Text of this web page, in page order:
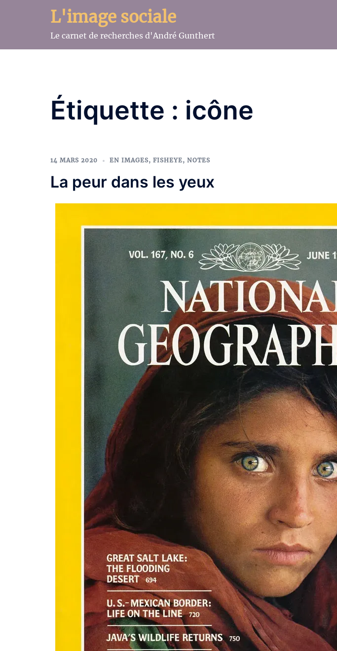
L'image sociale
Le carnet de recherches d'André Gunthert
Étiquette : icône
14 MARS 2020 EN IMAGES, FISHEYE, NOTES
La peur dans les yeux